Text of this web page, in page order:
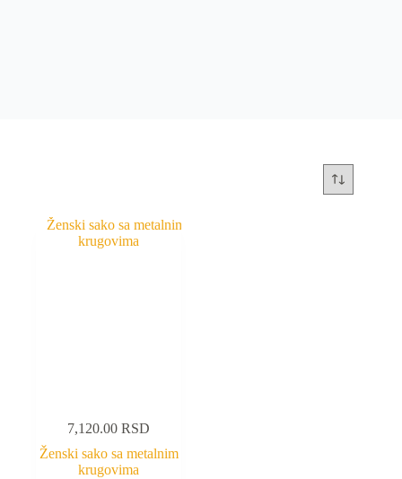
7,120.00RSD
Ženski sako sa metalnim
krugovima